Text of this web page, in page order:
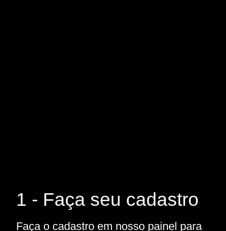
1 - Faça seu cadastro
Faça o cadastro em nosso painel para